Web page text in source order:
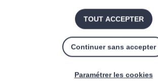
DÉCOUVRIR L'AIDE
TOUT ACCEPTER
Continuer sans accepter
Paramétrer les cookies